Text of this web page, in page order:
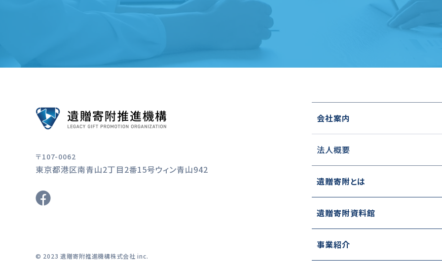
〒107-0062
東京都港区南青山2丁目2番15号ウィン青山942
© 2023 遺贈寄附推進機構株式会社 inc.
会社案内
法人概要
遺贈寄附とは
遺贈寄附資料館
事業紹介